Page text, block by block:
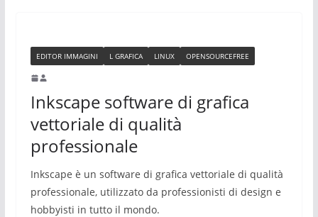
EDITOR IMMAGINI L GRAFICA LINUX OPENSOURCEFREE
Inkscape software di grafica
vettoriale di qualità
professionale
Inkscape è un software di grafica vettoriale di qualità
professionale, utilizzato da professionisti di design e
hobbyisti in tutto il mondo.